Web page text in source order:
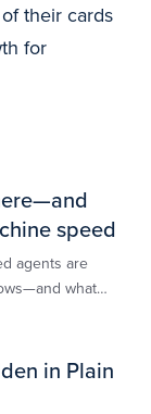
their cards
for
speed
agents are
what
in Plain